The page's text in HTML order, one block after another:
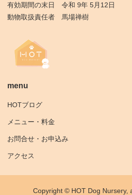
有効期間の末日 令和 9年 5月12日
動物取扱責任者 馬場禅樹
menu
HOTブログ
メニュー・料金
お問合せ・お申込み
アクセス
Copyright © HOT Dog Nursery,